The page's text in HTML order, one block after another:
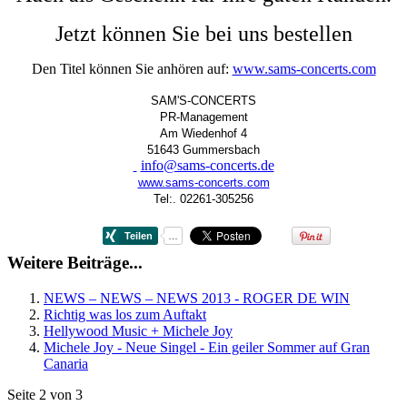
Jetzt können Sie bei uns bestellen
Den Titel können Sie anhören auf: www.sams-concerts.com
SAM'S-CONCERTS
PR-Management
Am Wiedenhof 4
51643 Gummersbach
info@sams-concerts.de
www.sams-concerts.com
Tel:. 02261-305256
Weitere Beiträge...
NEWS – NEWS – NEWS 2013 - ROGER DE WIN
Richtig was los zum Auftakt
Hellywood Music + Michele Joy
Michele Joy - Neue Singel - Ein geiler Sommer auf Gran
Canaria
Seite 2 von 3